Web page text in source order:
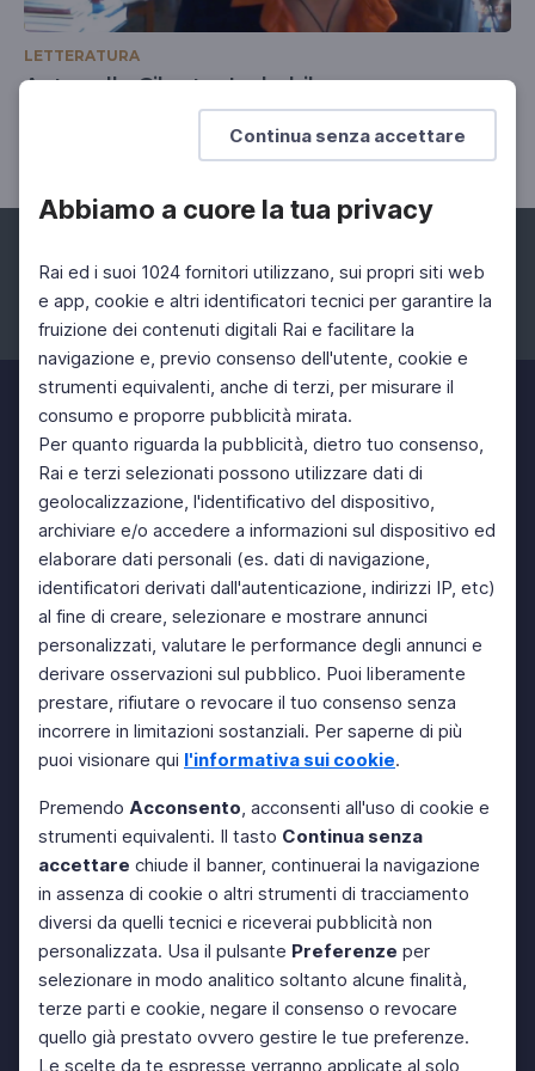
Continua senza accettare
Abbiamo a cuore la tua privacy
Rai ed i suoi 1024 fornitori utilizzano, sui propri siti web
e app, cookie e altri identificatori tecnici per garantire la
fruizione dei contenuti digitali Rai e facilitare la
navigazione e, previo consenso dell'utente, cookie e
strumenti equivalenti, anche di terzi, per misurare il
consumo e proporre pubblicità mirata.
Per quanto riguarda la pubblicità, dietro tuo consenso,
Rai e terzi selezionati possono utilizzare dati di
geolocalizzazione, l'identificativo del dispositivo,
archiviare e/o accedere a informazioni sul dispositivo ed
elaborare dati personali (es. dati di navigazione,
identificatori derivati dall'autenticazione, indirizzi IP, etc)
al fine di creare, selezionare e mostrare annunci
personalizzati, valutare le performance degli annunci e
derivare osservazioni sul pubblico. Puoi liberamente
prestare, rifiutare o revocare il tuo consenso senza
incorrere in limitazioni sostanziali. Per saperne di più
puoi visionare qui l'informativa sui cookie.
Premendo Acconsento, acconsenti all'uso di cookie e
strumenti equivalenti. Il tasto Continua senza
accettare chiude il banner, continuerai la navigazione
in assenza di cookie o altri strumenti di tracciamento
diversi da quelli tecnici e riceverai pubblicità non
personalizzata. Usa il pulsante Preferenze per
selezionare in modo analitico soltanto alcune finalità,
terze parti e cookie, negare il consenso o revocare
quello già prestato ovvero gestire le tue preferenze.
Le scelte da te espresse verranno applicate al solo
LETTERATURA
Antonella Cilento, La babilonese
La donna, la bambina e la lanterna
Facebook Instagram Twitter